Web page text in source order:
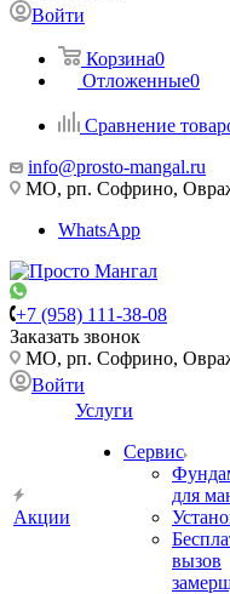
Войти
Корзина0
Отложенные0
Сравнение
info@prosto-mangal.ru
МО, рп. Софрино,
WhatsApp
+7 (958) 111-38-08
Заказать звонок
МО, рп. Софрино,
Войти
Акции
Услуги
Сервис
для
вызов